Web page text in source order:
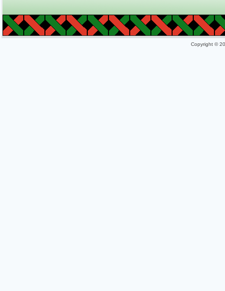
Copyright ©